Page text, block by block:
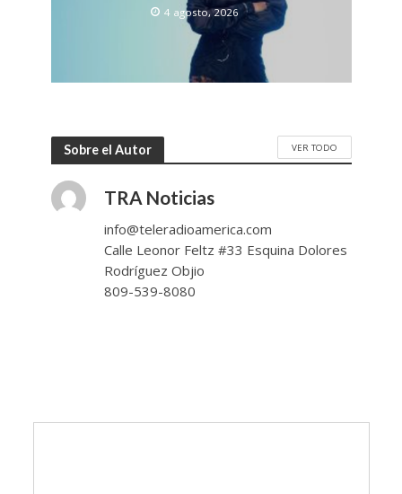
4 agosto, 2026
Sobre el Autor VER TODO
TRA Noticias
info@teleradioamerica.com
Calle Leonor Feltz #33 Esquina Dolores
Rodríguez Objio
809-539-8080